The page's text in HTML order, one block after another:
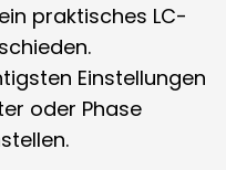
praktisches LC-
Einstellungen
oder Phase